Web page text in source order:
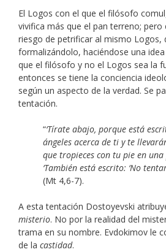
El Logos con el que el filósofo
vivifica más que el pan terreno;
riesgo de petrificar al mismo Logos,
formalizándolo, haciéndose una
que el filósofo y no el Logos sea la
entonces se tiene la conciencia
según un aspecto de la verdad. Se
tentación.
“‘Tírate abajo, porque está
ángeles acerca de ti y te
que tropieces con tu pie en una
‘También está escrito: ‘No
(Mt 4,6-7).
A esta tentación Dostoyevski
misterio. No por la realidad del
trama en su nombre. Evdokimov le
de la castidad.